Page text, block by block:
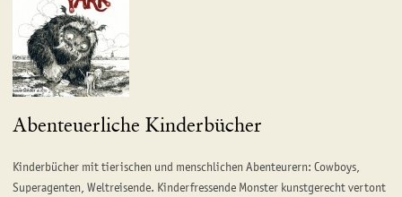
Abenteuerliche Kinderbücher
Kinderbücher mit tierischen und menschlichen Abenteurern: Cowboys,
Superagenten, Weltreisende. Kinderfressende Monster kunstgerecht vertont